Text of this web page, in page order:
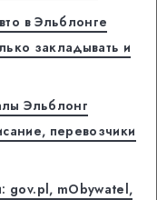
в Эльблонге
закладывать и
Эльблонг
перевозчики
gov.pl, mObywatel,